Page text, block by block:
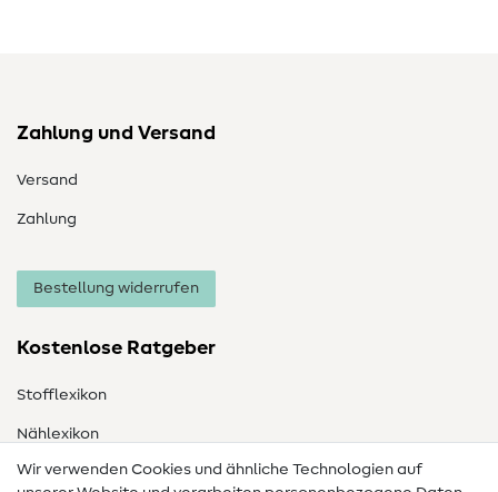
Zahlung und Versand
Versand
Zahlung
Bestellung widerrufen
Kostenlose Ratgeber
Stofflexikon
Nählexikon
Nähanleitungen
Wir verwenden Cookies und ähnliche Technologien auf